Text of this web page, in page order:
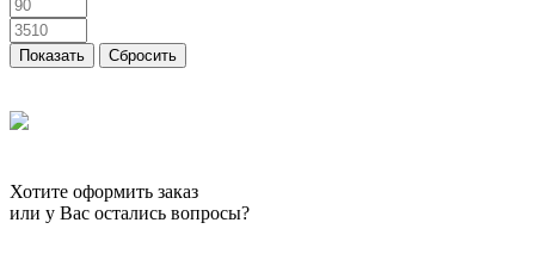
Сбросить
Хотите оформить заказ
или у Вас остались вопросы?